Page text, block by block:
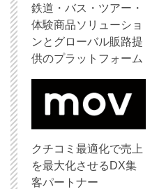
鉄道・バス・ツアー・
体験商品ソリューショ
ンとグローバル販路提
供のプラットフォーム
クチコミ最適化で売上
を最大化させるDX集
客パートナー